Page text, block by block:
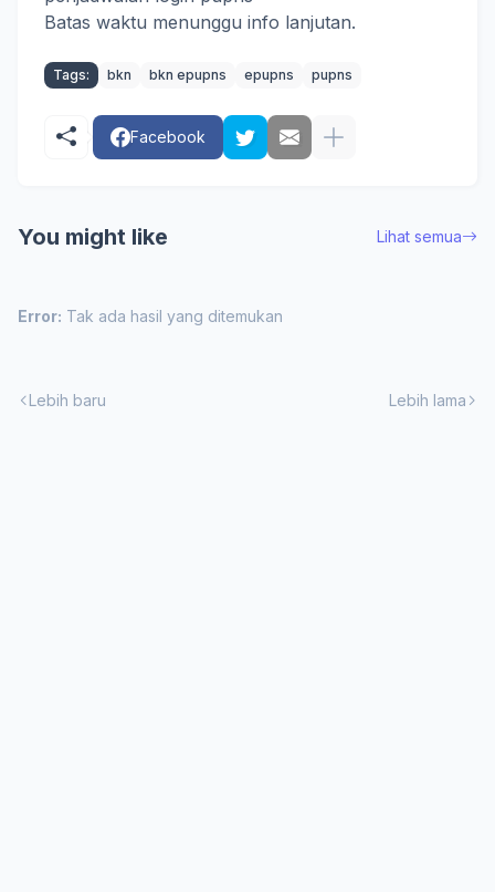
Batas waktu menunggu info lanjutan.
Tags: bkn bkn epupns epupns pupns
Facebook
You might like Lihat semua
Error: Tak ada hasil yang ditemukan
Lebih baru Lebih lama